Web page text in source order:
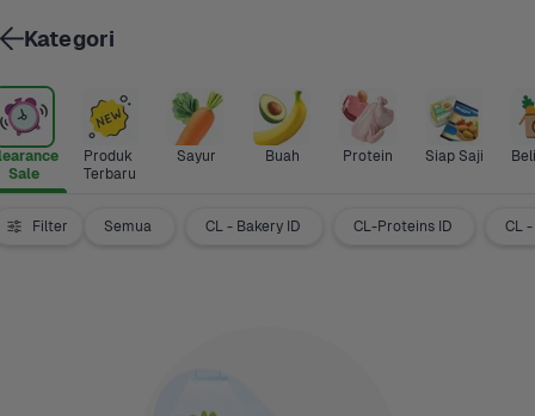
Sale
Produk
Terbaru
Sayur Buah Protein Siap Saji
Filter Semua CL - Bakery ID CL-Proteins ID CL
Kategori